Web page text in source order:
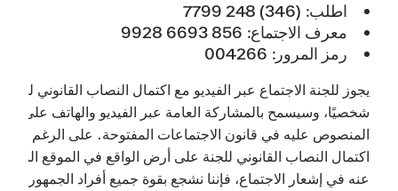
اطلب: (346) 248 7799
معرف الاجتماع: 856 6693 9928
رمز المرور: 004266
يجوز للجنة الاجتماع عبر الفيديو مع اكتمال النصاب القانوني
شخصيًا، وسيسمح بالمشاركة العامة عبر الفيديو والهاتف على
المنصوص عليه في قانون الاجتماعات المفتوحة. على الرغم من
اكتمال النصاب القانوني للجنة على أرض الواقع في الموقع المعلن
عنه في إشعار الاجتماع، فإننا نشجع بقوة جميع أفراد الجمهور على